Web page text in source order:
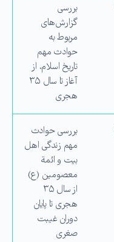
بررسی
گزارش‌های
‌مربوط به
حوادث مهم
تاریخ اسلام، از
آغاز تا سال ۳۵
هجری
بررسی حوادث
مهم زندگی اهل
بیت و ائمة
معصومین (ع)
از سال ۳۵
هجری تا پایان
دوران غیبت
صغری